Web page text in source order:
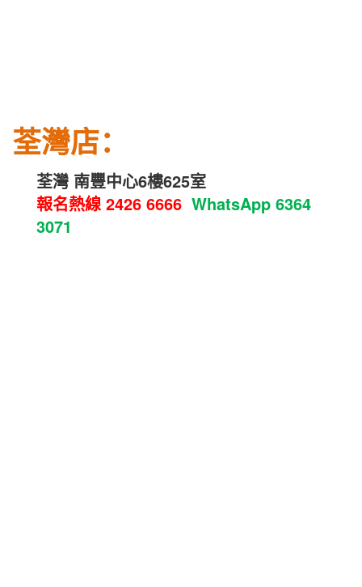
荃灣店：
荃灣 南豐中心6樓625室
報名熱線2426 6666 WhatsApp 6364
3071